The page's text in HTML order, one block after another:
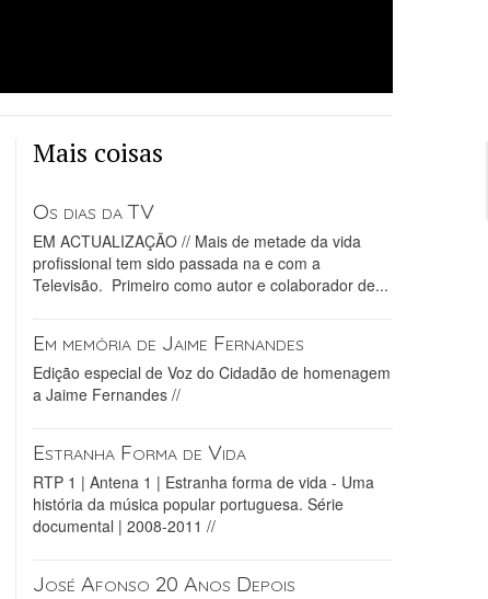
Mais coisas
Os dias da TV
EM ACTUALIZAÇÃO // Mais de metade da vida
profissional tem sido passada na e com a
Televisão. Primeiro como autor e colaborador de...
Em memória de Jaime Fernandes
Edição especial de Voz do Cidadão de homenagem
a Jaime Fernandes //
Estranha Forma de Vida
RTP 1 | Antena 1 | Estranha forma de vida - Uma
história da música popular portuguesa. Série
documental | 2008-2011 //
José Afonso 20 Anos Depois